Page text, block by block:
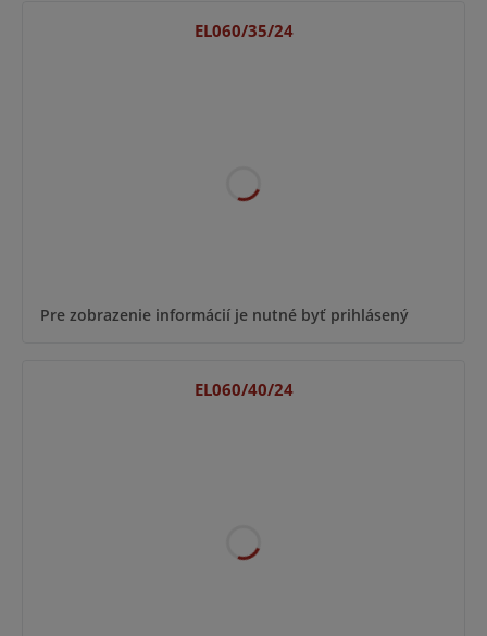
EL060/35/24
Pre zobrazenie informácií je nutné byť prihlásený
EL060/40/24